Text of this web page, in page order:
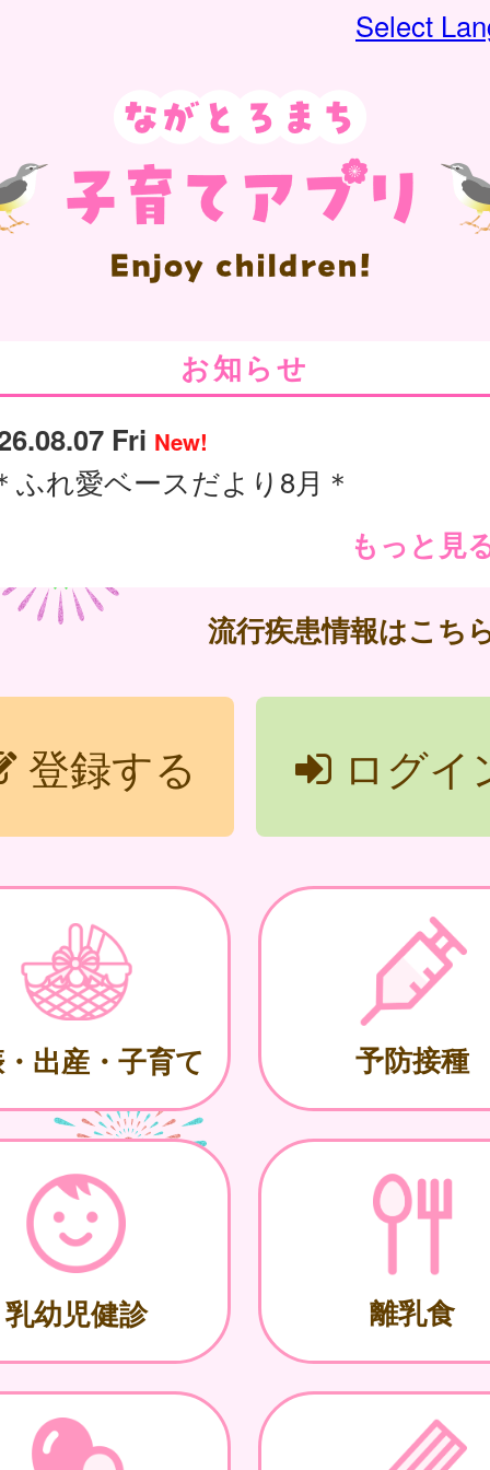
Select
お知らせ
Fri New!
ふれ愛ベースだより8月＊
もっと見
流行疾患情報はこち
登録する ログイ
出産・子育て 予防接種
乳幼児健診 離乳食